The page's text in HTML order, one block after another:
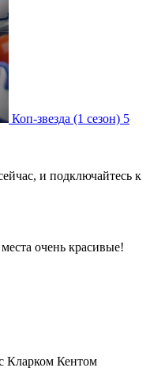
Коп-звезда (1 сезон) 5
и подключайтесь к
очень красивые!
Кларком Кентом